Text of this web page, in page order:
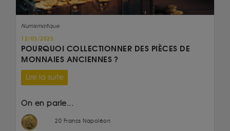
Numismatique
12/03/2025
POURQUOI COLLECTIONNER DES PIÈCES DE
MONNAIES ANCIENNES ?
Lire la suite
On en parle...
20 Francs Napoléon